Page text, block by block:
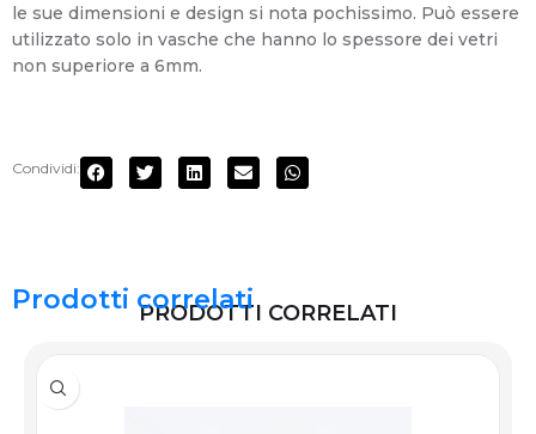
le sue dimensioni e design si nota pochissimo. Può essere
utilizzato solo in vasche che hanno lo spessore dei vetri
non superiore a 6mm.
Condividi:
PRODOTTI CORRELATI
Prodotti correlati